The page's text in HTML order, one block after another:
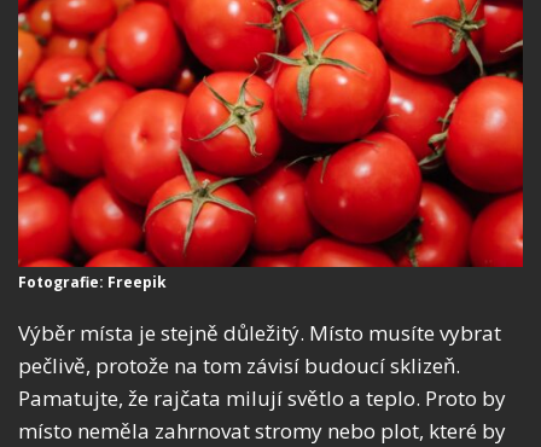
Fotografie: Freepik
Výběr místa je stejně důležitý. Místo musíte vybrat
pečlivě, protože na tom závisí budoucí sklizeň.
Pamatujte, že rajčata milují světlo a teplo. Proto by
místo neměla zahrnovat stromy nebo plot, které by